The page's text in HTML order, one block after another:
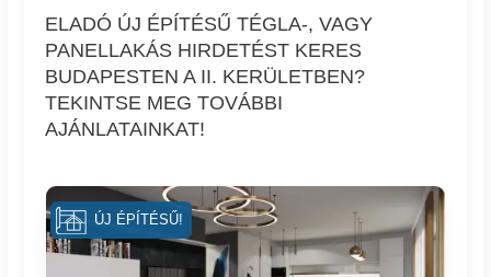
ELADÓ ÚJ ÉPÍTÉSŰ TÉGLA-, VAGY
PANELLAKÁS HIRDETÉST KERES
BUDAPESTEN A II. KERÜLETBEN?
TEKINTSE MEG TOVÁBBI
AJÁNLATAINKAT!
ÚJ ÉPÍTÉSŰ!